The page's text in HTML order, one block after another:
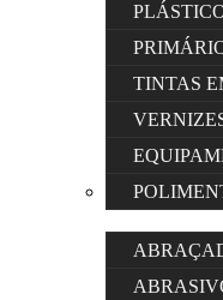
TINTAS